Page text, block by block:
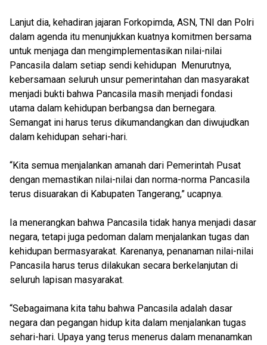
Lanjut dia, kehadiran jajaran Forkopimda, ASN, TNI dan Polri
dalam agenda itu menunjukkan kuatnya komitmen bersama
untuk menjaga dan mengimplementasikan nilai-nilai
Pancasila dalam setiap sendi kehidupan Menurutnya,
kebersamaan seluruh unsur pemerintahan dan masyarakat
menjadi bukti bahwa Pancasila masih menjadi fondasi
utama dalam kehidupan berbangsa dan bernegara.
Semangat ini harus terus dikumandangkan dan diwujudkan
dalam kehidupan sehari-hari.
“Kita semua menjalankan amanah dari Pemerintah Pusat
dengan memastikan nilai-nilai dan norma-norma Pancasila
terus disuarakan di Kabupaten Tangerang,” ucapnya.
Ia menerangkan bahwa Pancasila tidak hanya menjadi dasar
negara, tetapi juga pedoman dalam menjalankan tugas dan
kehidupan bermasyarakat. Karenanya, penanaman nilai-nilai
Pancasila harus terus dilakukan secara berkelanjutan di
seluruh lapisan masyarakat.
“Sebagaimana kita tahu bahwa Pancasila adalah dasar
negara dan pegangan hidup kita dalam menjalankan tugas
sehari-hari. Upaya yang terus menerus dalam menanamkan